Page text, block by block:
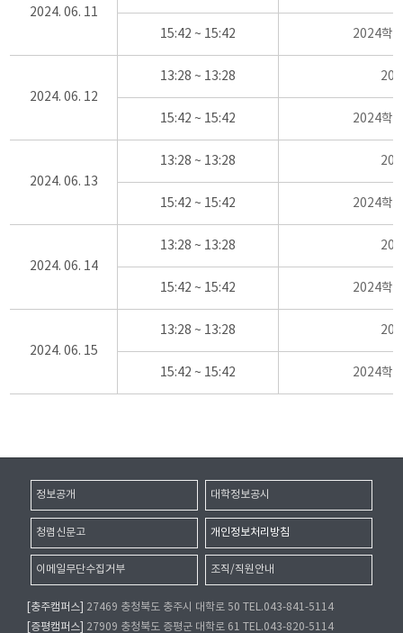
2024. 06. 11
15:42 ~ 15:42 2024학
2024. 06. 12
13:28 ~ 13:28
15:42 ~ 15:42 2024학
2024. 06. 13
13:28 ~ 13:28
15:42 ~ 15:42 2024학
2024. 06. 14
13:28 ~ 13:28
15:42 ~ 15:42 2024학
2024. 06. 15
13:28 ~ 13:28
15:42 ~ 15:42 2024학
정보공개 대학정보공시
청렴신문고 개인정보처리방침
이메일무단수집거부 조직/직원안내
[충주캠퍼스]
27469 충청북도 충주시 대학로 50 TEL.043-841-5114
[증평캠퍼스]
27909 충청북도 증평군 대학로 61 TEL.043-820-5114